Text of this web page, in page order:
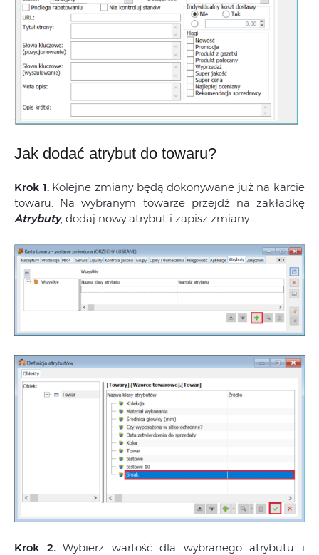
Jak dodać atrybut do towaru?
Krok 1.Kolejne zmiany będą dokonywane już na karcie
towaru. Na wybranym towarze przejdź na zakładkę
Atrybuty, dodaj nowy atrybut i zapisz zmiany.
Krok 2.Wybierz wartość dla wybranego atrybutu i